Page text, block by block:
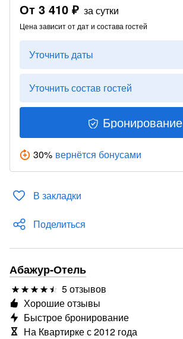
От 3 410 ₽ за сутки
Цена зависит от дат и состава гостей
Уточнить даты
Уточнить состав гостей
Бронирование
30% вернётся бонусами
В закладки
Поделиться
Абажур-Отель
5 отзывов
Хорошие отзывы
Быстрое бронирование
На Квартирке с 2012 года